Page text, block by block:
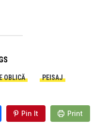
OBLICĂ PEISAJ
Pin It Print